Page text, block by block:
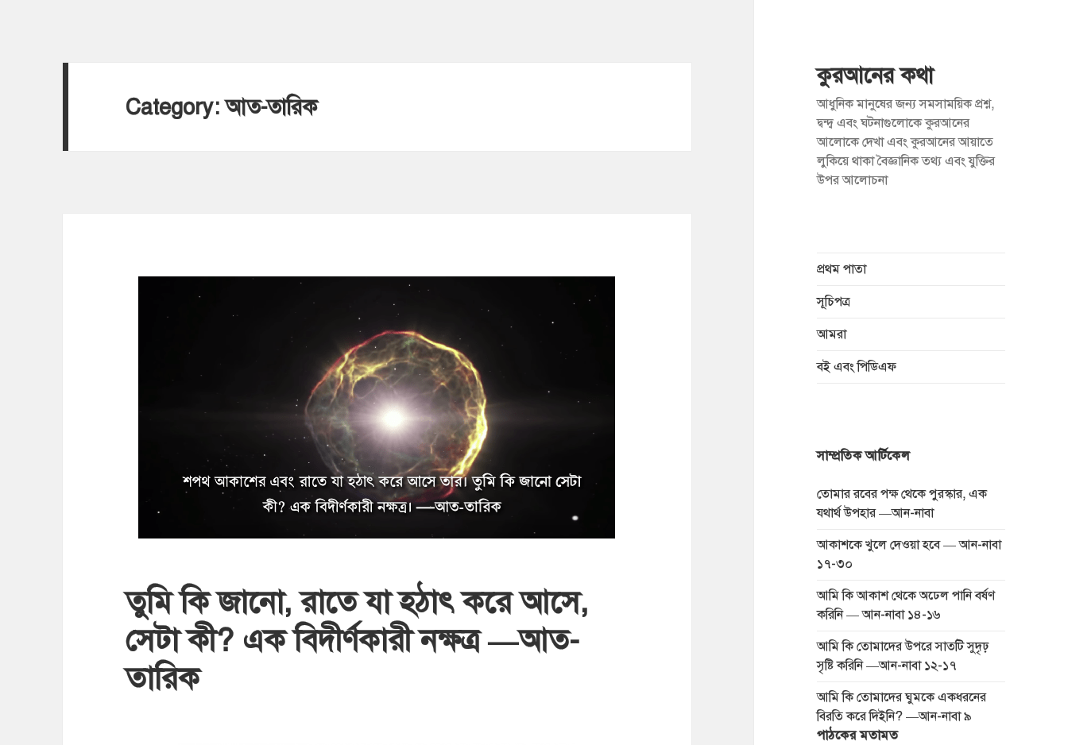
কুরআনের কথা
আধুনিক মানুষের জন্য সমসাময়িক প্রশ্ন,
দ্বন্দ্ব এবং ঘটনাগুলোকে কুরআনের
আলোকে দেখা এবং কুরআনের আয়াতে
লুকিয়ে থাকা বৈজ্ঞানিক তথ্য এবং যুক্তির
উপর আলোচনা
প্রথম পাতা
সূচিপত্র
আমরা
বই এবং পিডিএফ
সাম্প্রতিক আর্টিকেল
তোমার রবের পক্ষ থেকে পুরস্কার, এক
যথার্থ উপহার —আন-নাবা
আকাশকে খুলে দেওয়া হবে — আন-নাবা
১৭-৩০
আমি কি আকাশ থেকে অঢেল পানি বর্ষণ
করিনি — আন-নাবা ১৪-১৬
আমি কি তোমাদের উপরে সাতটি সুদৃঢ়
সৃষ্টি করিনি —আন-নাবা ১২-১৭
আমি কি তোমাদের ঘুমকে একধরনের
বিরতি করে দিইনি? —আন-নাবা ৯
পাঠকের মতামত
Category:আত-তারিক
তুমি কি জানো, রাতে যা হঠাৎ করে আসে,
সেটা কী? এক বিদীর্ণকারী নক্ষত্র —আত-
তারিক